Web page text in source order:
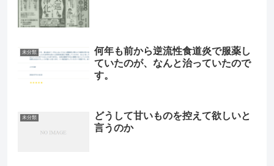
未分類
何年も前から逆流性食道炎で服薬し
ていたのが、なんと治っていたので
す。
未分類
どうして甘いものを控えて欲しいと
言うのか